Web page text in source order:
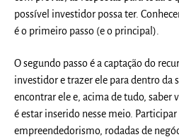
possível investidor possa ter.
é o primeiro passo (e o principal).
Osegundo passoé a captação do
investidor e trazer ele para dentro da
encontrar ele e, acima de tudo, saber
é estar inserido nesse meio.
empreendedorismo, rodadas de